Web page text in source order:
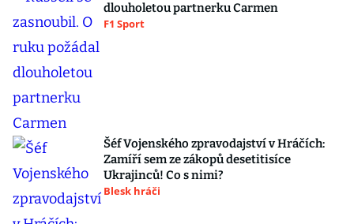
dlouholetou partnerku Carmen
F1 Sport
Šéf Vojenského zpravodajství v Hráčích:
Zamíří sem ze zákopů desetitisíce
Ukrajinců! Co s nimi?
Blesk hráči